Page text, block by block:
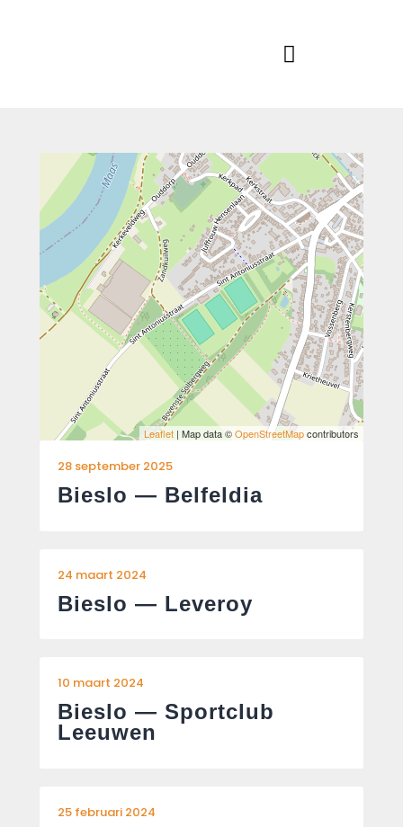
Evenementen
Contact
Foto album
Leaflet | Map data ©OpenStreetMapcontributors
28 september 2025
Bieslo — Belfeldia
24 maart 2024
Bieslo — Leveroy
10 maart 2024
Bieslo — Sportclub
Leeuwen
25 februari 2024